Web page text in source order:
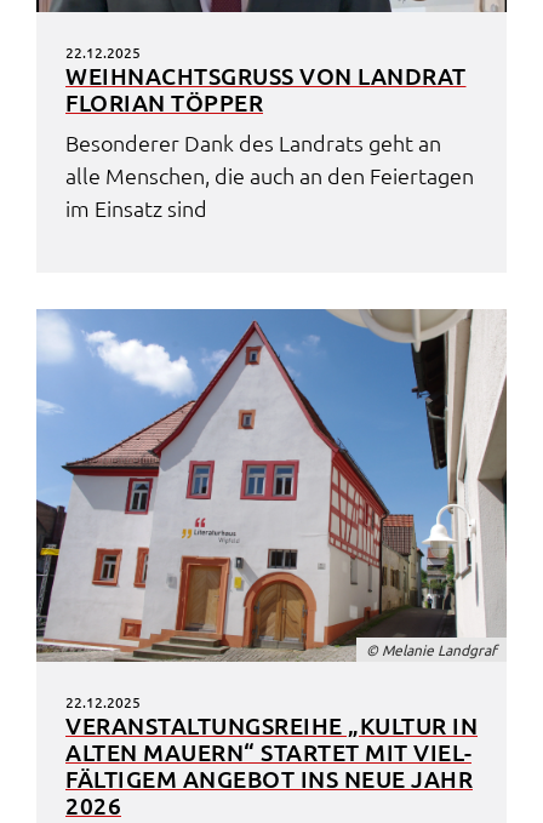
22.12.2025
WEIH­NACHTS­GRUSS VON LAND­RAT F
LORI­AN TÖPPER
Beson­de­rer Dank des Land­rats geht an
alle Menschen, die auch an den Feier­ta­gen
im Einsatz sind
© Mela­nie Land­graf
22.12.2025
VERAN­STAL­TUNGS­REI­HE „KULTUR IN
ALTEN MAUERN“ STAR­TET MIT VIEL­
FÄL­TI­GEM ANGE­BOT INS NEUE JAHR
2026